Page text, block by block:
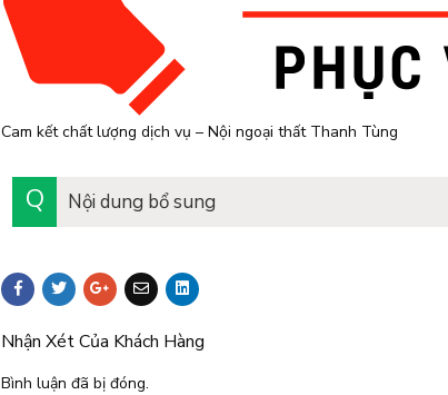
Cam kết chất lượng dịch vụ – Nội ngoại thất Thanh Tùng
Nội dung bổ sung
Nhận Xét Của Khách Hàng
Bình luận đã bị đóng.